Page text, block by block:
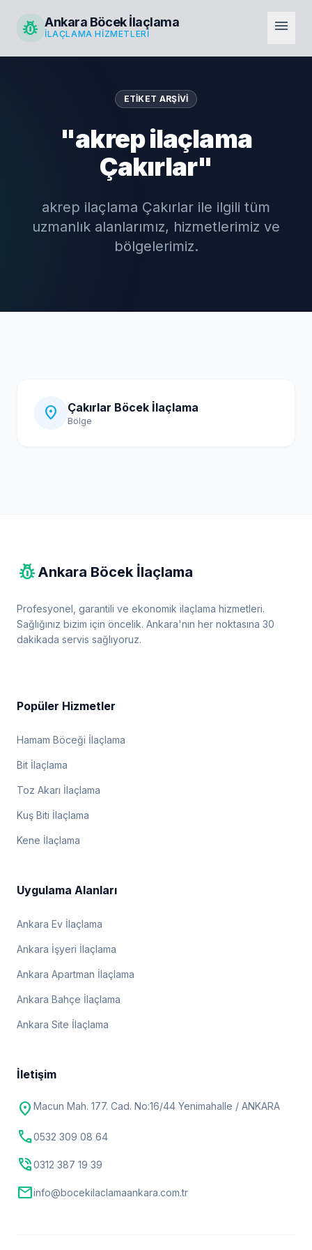
pest_control Ankara Böcek İlaçlama
İLAÇLAMA HIZMETLERI menu
ETIKET ARŞIVI
"akrep ilaçlama
Çakırlar"
akrep ilaçlama Çakırlar ile ilgili tüm
uzmanlık alanlarımız, hizmetlerimiz ve
bölgelerimiz.
location_on Çakırlar Böcek İlaçlama
Bölge
pest_control Ankara Böcek İlaçlama
Profesyonel, garantili ve ekonomik ilaçlama hizmetleri.
Sağlığınız bizim için öncelik. Ankara'nın her noktasına 30
dakikada servis sağlıyoruz.
Popüler Hizmetler
Hamam Böceği İlaçlama
Bit İlaçlama
Toz Akarı İlaçlama
Kuş Biti İlaçlama
Kene İlaçlama
Uygulama Alanları
Ankara Ev İlaçlama
Ankara İşyeri İlaçlama
Ankara Apartman İlaçlama
Ankara Bahçe İlaçlama
Ankara Site İlaçlama
İletişim
location_on Macun Mah. 177. Cad. No:16/44 Yenimahalle / ANKARA
call0532 309 08 64
phone_in_talk0312 387 19 39
mailinfo@bocekilaclamaankara.com.tr